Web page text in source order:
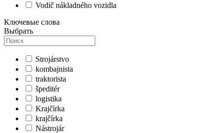
Vodič nákladného vozidla
Ключевые слова
Выбрать
Strojárstvo
kombajnista
traktorista
špeditér
logistika
Krajčírka
krajčírka
Nástrojár